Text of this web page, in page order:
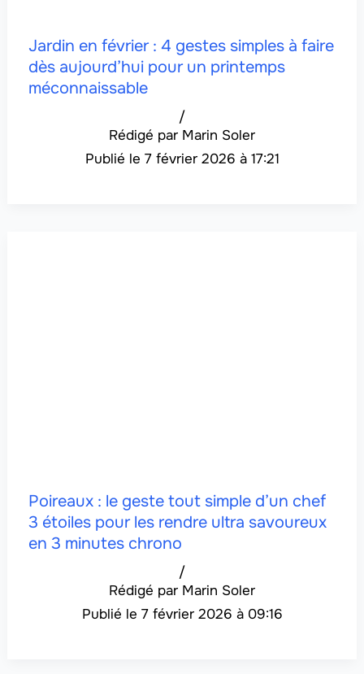
Jardin en février : 4 gestes simples à faire
dès aujourd’hui pour un printemps
méconnaissable
Marin Soler
/
7 février 2026 à 17:21
Poireaux : le geste tout simple d’un chef
3 étoiles pour les rendre ultra savoureux
en 3 minutes chrono
Marin Soler
/
7 février 2026 à 09:16